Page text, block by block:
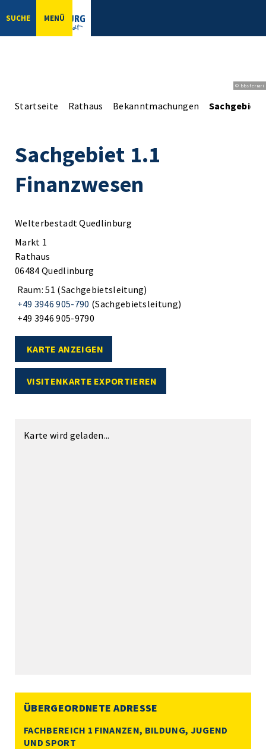
SUCHE MENÜ
© bbsferrari
Startseite Rathaus Bekanntmachungen Sachgebiet
Sachgebiet 1.1
Finanzwesen
Welterbestadt Quedlinburg
Markt 1
Rathaus
06484 Quedlinburg
Raum: 51 (Sachgebietsleitung)
+49 3946 905-790 (Sachgebietsleitung)
+49 3946 905-9790
KARTE ANZEIGEN
VISITENKARTE EXPORTIEREN
Karte wird geladen...
ÜBERGEORDNETE ADRESSE
FACHBEREICH 1 FINANZEN, BILDUNG, JUGEND
UND SPORT